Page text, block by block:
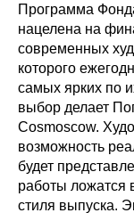
Программа
нацелена на
современных
которого
самых ярких по
выбор делает
Cosmoscow.
возможность
будет
работы ложатся
стиля выпуска.